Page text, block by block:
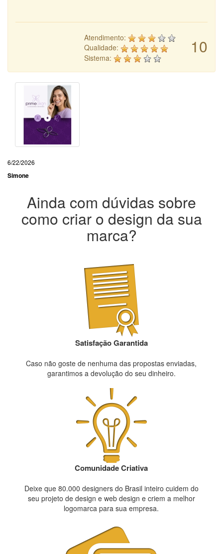
10
Atendimento:
Qualidade:
Sistema:
6/22/2026
Simone
Ainda com dúvidas sobre
como criar o design da sua
marca?
Satisfação Garantida
Caso não goste de nenhuma das propostas enviadas,
garantimos a devolução do seu dinheiro.
Comunidade Criativa
Deixe que 80.000 designers do Brasil inteiro cuidem do
seu projeto de design e web design e criem a melhor
logomarca para sua empresa.